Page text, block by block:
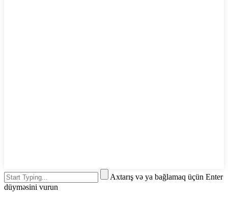
Axtarış və ya bağlamaq üçün Enter
düyməsini vurun